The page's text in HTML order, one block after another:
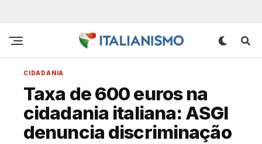
CIDADANIA
Taxa de 600 euros na
cidadania italiana: ASGI
denuncia discriminação